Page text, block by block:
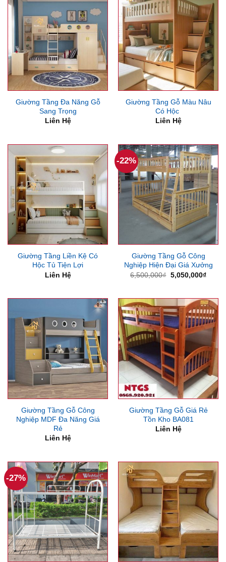
Giường Tầng Đa Năng Gỗ
Sang Trọng
Liên Hệ
Giường Tầng Gỗ Màu Nâu
Có Hộc
Liên Hệ
Giường Tầng Liền Kệ Có
Hộc Tủ Tiện Lợi
Liên Hệ
-22%
Giường Tầng Gỗ Công
Nghiệp Hiện Đại Giá Xưởng
6,500,000₫ Giá
5,050,000₫Giá
Giường Tầng Gỗ Công
Nghiệp MDF Đa Năng Giá
Rẻ
Liên Hệ
Giường Tầng Gỗ Giá Rẻ
Tồn Kho BA081
Liên Hệ
-27%